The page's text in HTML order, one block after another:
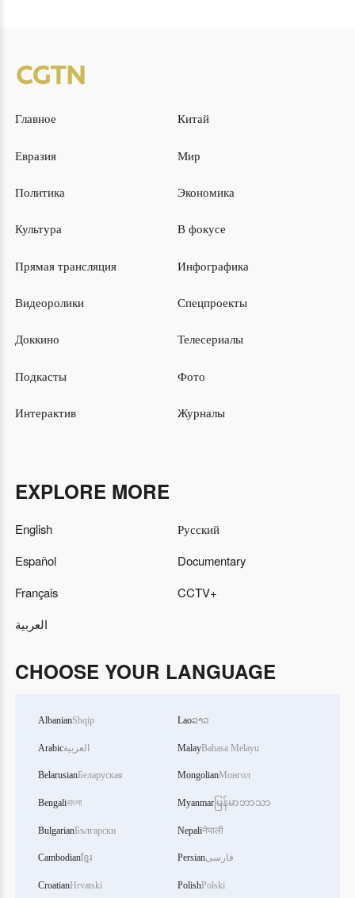
Главное Китай
Евразия Мир
Политика Экономика
Культура В фокусе
Прямая трансляция Инфографика
Видеоролики Спецпроекты
Доккино Телесериалы
Подкасты Фото
Интерактив Журналы
EXPLORE MORE
English
Español
Français
العربية
Русский
Documentary
CCTV+
CHOOSE YOUR LANGUAGE
AlbanianShqip
Arabicالعربية
BelarusianБеларуская
Bengaliবাংলা
BulgarianБългарски
Cambodianខ្មែរ
CroatianHrvatski
Laoລາວ
MalayBahasa Melayu
MongolianМонгол
Myanmar မြန်မာဘာသာ
Nepaliनेपाली
Persianفارسی
PolishPolski